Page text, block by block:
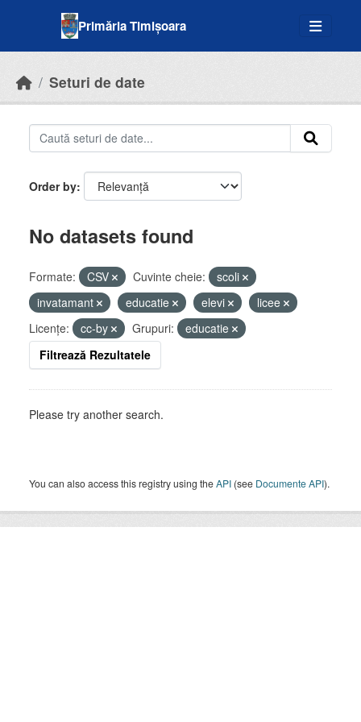
Primăria Timișoara
Seturi de date
Order by
No datasets found
Formate: CSV Cuvinte cheie:
scoli
invatamant
educatie elevi
licee
Licenţe:
cc-by Grupuri:
educatie
Filtrează Rezultatele
Please try another search.
You can also access this registry using theAPI (see Documente API).